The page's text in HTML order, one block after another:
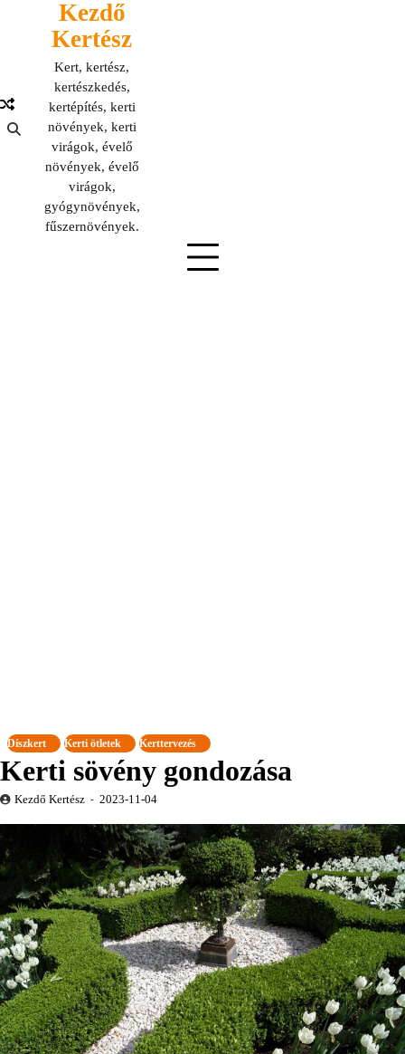
Kezdő
Kertész
Kert, kertész,
kertészkedés,
kertépítés, kerti
növények, kerti
virágok, évelő
növények, évelő
virágok,
gyógynövények,
fűszernövények.
Díszkert Kerti ötletek Kerttervezés
Kerti sövény gondozása
Kezdő Kertész 2023-11-04